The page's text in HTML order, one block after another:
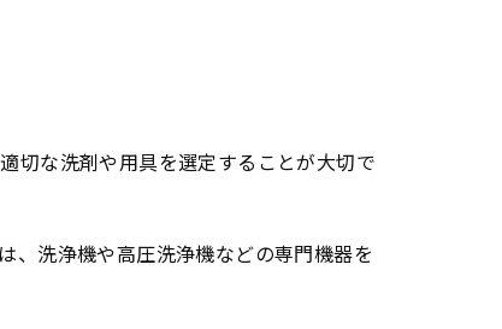
切な洗剤や用具を選定することが大切で
、洗浄機や高圧洗浄機などの専門機器を